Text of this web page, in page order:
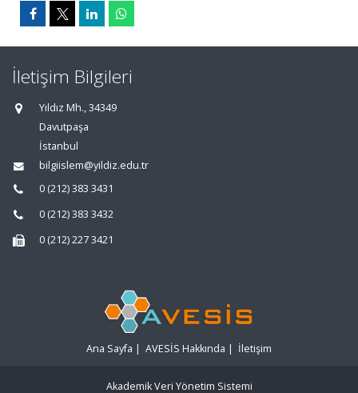
İletişim Bilgileri
Yıldız Mh., 34349
Davutpaşa
İstanbul
bilgiislem@yildiz.edu.tr
0 (212) 383 3431
0 (212) 383 3432
0 (212) 227 3421
Ana Sayfa | AVESİS Hakkında | İletişim
Akademik Veri Yönetim Sistemi